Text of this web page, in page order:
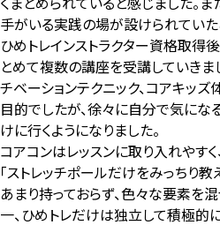
手がいる実践の場が設けられていた
ひめトレインストラクター資格取得
とめて複数の講座を受講していきま
チベーションテクニック、コアキッ
目的でしたが、徐々に自分で気にな
けに行くようになりました。
コアコンはレッスンに取り入れやす
「ストレッチポールだけをみっちり
あまり持っておらず、色々な要素を
一、ひめトレだけは独立して積極的